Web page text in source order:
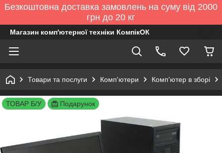
Безкоштовна доставка замовлень на суму від 2000
грн до 20 кг
Магазин комп'ютерної техніки КомпікОК
Товари та послуги Комп'ютери Комп'ютер в зборі
ТОВАР Б/У Подарунок